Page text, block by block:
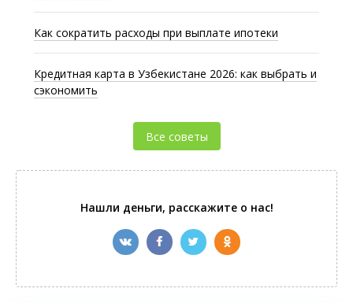
Как сократить расходы при выплате ипотеки
Кредитная карта в Узбекистане 2026: как выбрать и
сэкономить
Все советы
Нашли деньги, расскажите о нас!